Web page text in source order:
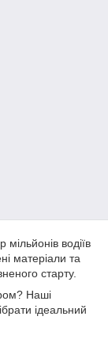
мільйонів водіїв
матеріали та
старту.
Наші
ідеальний